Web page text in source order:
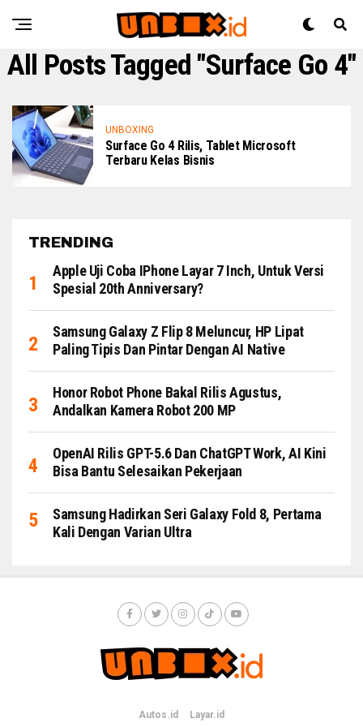
All Posts Tagged "Surface Go 4"
UNBOXING
Surface Go 4 Rilis, Tablet Microsoft
Terbaru Kelas Bisnis
TRENDING
Apple Uji Coba IPhone Layar 7 Inch, Untuk Versi
Spesial 20th Anniversary?
Samsung Galaxy Z Flip 8 Meluncur, HP Lipat
Paling Tipis Dan Pintar Dengan AI Native
Honor Robot Phone Bakal Rilis Agustus,
Andalkan Kamera Robot 200 MP
OpenAI Rilis GPT-5.6 Dan ChatGPT Work, AI Kini
Bisa Bantu Selesaikan Pekerjaan
Samsung Hadirkan Seri Galaxy Fold 8, Pertama
Kali Dengan Varian Ultra
Autos.id Layar.id